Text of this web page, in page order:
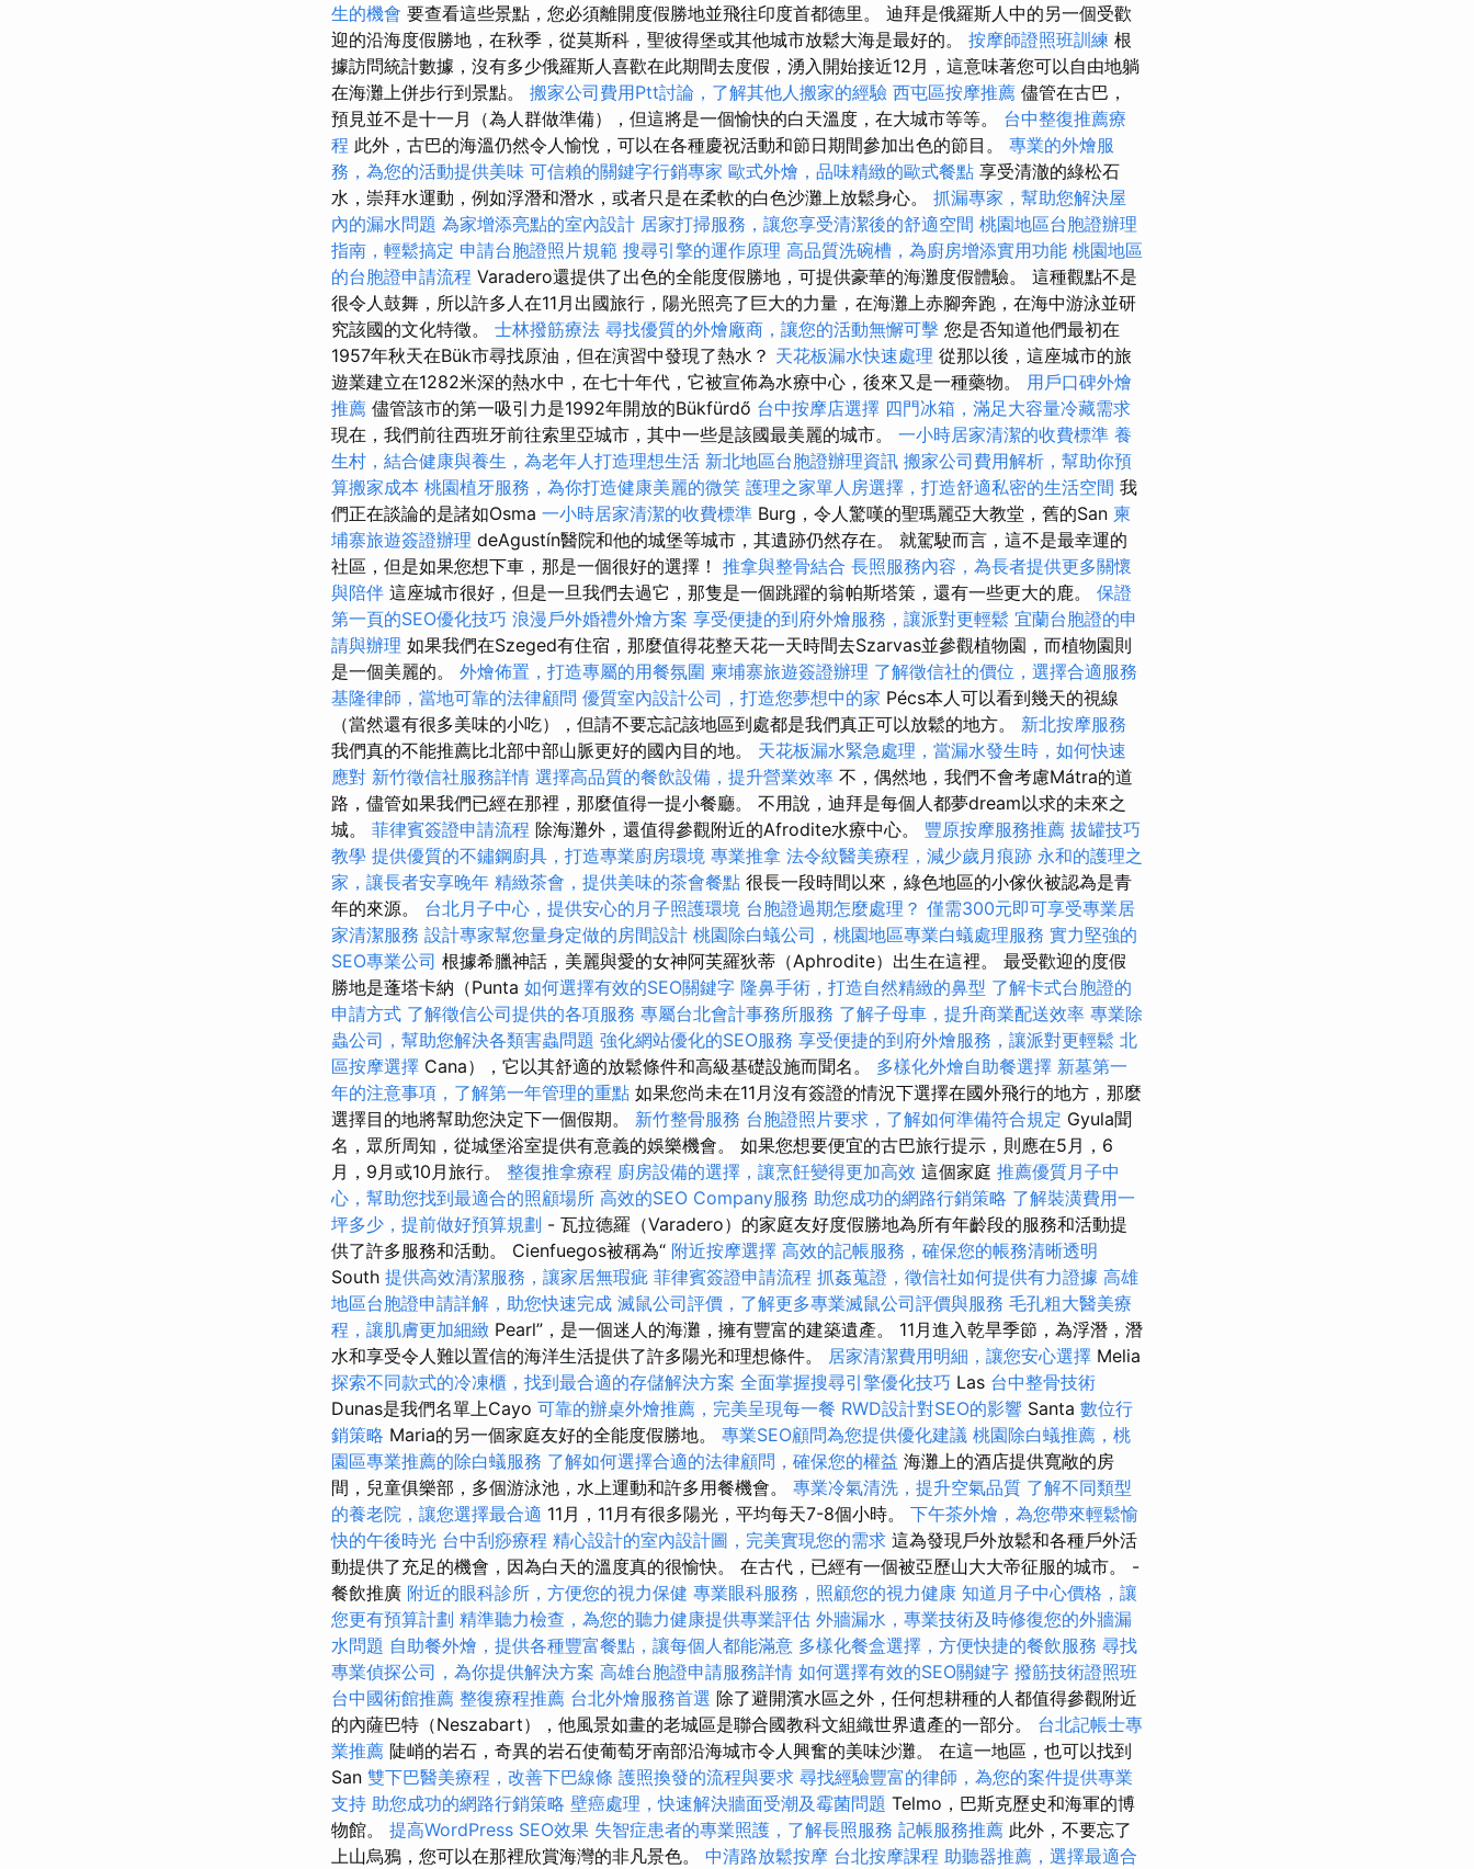
生的機會 要查看這些景點，您必須離開度假勝地並飛往印度首都德里。 迪拜是俄羅斯人中的另一個受歡
迎的沿海度假勝地，在秋季，從莫斯科，聖彼得堡或其他城市放鬆大海是最好的。 按摩師證照班訓練 根
據訪問統計數據，沒有多少俄羅斯人喜歡在此期間去度假，湧入開始接近12月，這意味著您可以自由地躺
在海灘上併步行到景點。 搬家公司費用Ptt討論，了解其他人搬家的經驗 西屯區按摩推薦 儘管在古巴，
預見並不是十一月（為人群做準備），但這將是一個愉快的白天溫度，在大城市等等。 台中整復推薦療
程 此外，古巴的海溫仍然令人愉悅，可以在各種慶祝活動和節日期間參加出色的節目。 專業的外燴服
務，為您的活動提供美味 可信賴的關鍵字行銷專家 歐式外燴，品味精緻的歐式餐點 享受清澈的綠松石
水，崇拜水運動，例如浮潛和潛水，或者只是在柔軟的白色沙灘上放鬆身心。 抓漏專家，幫助您解決屋
內的漏水問題 為家增添亮點的室內設計 居家打掃服務，讓您享受清潔後的舒適空間 桃園地區台胞證辦理
指南，輕鬆搞定 申請台胞證照片規範 搜尋引擎的運作原理 高品質洗碗槽，為廚房增添實用功能 桃園地區
的台胞證申請流程 Varadero還提供了出色的全能度假勝地，可提供豪華的海灘度假體驗。 這種觀點不是
很令人鼓舞，所以許多人在11月出國旅行，陽光照亮了巨大的力量，在海灘上赤腳奔跑，在海中游泳並研
究該國的文化特徵。 士林撥筋療法 尋找優質的外燴廠商，讓您的活動無懈可擊 您是否知道他們最初在
1957年秋天在Bük市尋找原油，但在演習中發現了熱水？ 天花板漏水快速處理 從那以後，這座城市的旅
遊業建立在1282米深的熱水中，在七十年代，它被宣佈為水療中心，後來又是一種藥物。 用戶口碑外燴
推薦 儘管該市的第一吸引力是1992年開放的Bükfürdő 台中按摩店選擇 四門冰箱，滿足大容量冷藏需求
現在，我們前往西班牙前往索里亞城市，其中一些是該國最美麗的城市。 一小時居家清潔的收費標準 養
生村，結合健康與養生，為老年人打造理想生活 新北地區台胞證辦理資訊 搬家公司費用解析，幫助你預
算搬家成本 桃園植牙服務，為你打造健康美麗的微笑 護理之家單人房選擇，打造舒適私密的生活空間 我
們正在談論的是諸如Osma 一小時居家清潔的收費標準 Burg，令人驚嘆的聖瑪麗亞大教堂，舊的San 柬
埔寨旅遊簽證辦理 deAgustín醫院和他的城堡等城市，其遺跡仍然存在。 就駕駛而言，這不是最幸運的
社區，但是如果您想下車，那是一個很好的選擇！ 推拿與整骨結合 長照服務內容，為長者提供更多關懷
與陪伴 這座城市很好，但是一旦我們去過它，那隻是一個跳躍的翁帕斯塔策，還有一些更大的鹿。 保證
第一頁的SEO優化技巧 浪漫戶外婚禮外燴方案 享受便捷的到府外燴服務，讓派對更輕鬆 宜蘭台胞證的申
請與辦理 如果我們在Szeged有住宿，那麼值得花整天花一天時間去Szarvas並參觀植物園，而植物園則
是一個美麗的。 外燴佈置，打造專屬的用餐氛圍 柬埔寨旅遊簽證辦理 了解徵信社的價位，選擇合適服務
基隆律師，當地可靠的法律顧問 優質室內設計公司，打造您夢想中的家 Pécs本人可以看到幾天的視線
（當然還有很多美味的小吃），但請不要忘記該地區到處都是我們真正可以放鬆的地方。 新北按摩服務
我們真的不能推薦比北部中部山脈更好的國內目的地。 天花板漏水緊急處理，當漏水發生時，如何快速
應對 新竹徵信社服務詳情 選擇高品質的餐飲設備，提升營業效率 不，偶然地，我們不會考慮Mátra的道
路，儘管如果我們已經在那裡，那麼值得一提小餐廳。 不用說，迪拜是每個人都夢dream以求的未來之
城。 菲律賓簽證申請流程 除海灘外，還值得參觀附近的Afrodite水療中心。 豐原按摩服務推薦 拔罐技巧
教學 提供優質的不鏽鋼廚具，打造專業廚房環境 專業推拿 法令紋醫美療程，減少歲月痕跡 永和的護理之
家，讓長者安享晚年 精緻茶會，提供美味的茶會餐點 很長一段時間以來，綠色地區的小傢伙被認為是青
年的來源。 台北月子中心，提供安心的月子照護環境 台胞證過期怎麼處理？ 僅需300元即可享受專業居
家清潔服務 設計專家幫您量身定做的房間設計 桃園除白蟻公司，桃園地區專業白蟻處理服務 實力堅強的
SEO專業公司 根據希臘神話，美麗與愛的女神阿芙羅狄蒂（Aphrodite）出生在這裡。 最受歡迎的度假
勝地是蓬塔卡納（Punta 如何選擇有效的SEO關鍵字 隆鼻手術，打造自然精緻的鼻型 了解卡式台胞證的
申請方式 了解徵信公司提供的各項服務 專屬台北會計事務所服務 了解子母車，提升商業配送效率 專業除
蟲公司，幫助您解決各類害蟲問題 強化網站優化的SEO服務 享受便捷的到府外燴服務，讓派對更輕鬆 北
區按摩選擇 Cana），它以其舒適的放鬆條件和高級基礎設施而聞名。 多樣化外燴自助餐選擇 新墓第一
年的注意事項，了解第一年管理的重點 如果您尚未在11月沒有簽證的情況下選擇在國外飛行的地方，那麼
選擇目的地將幫助您決定下一個假期。 新竹整骨服務 台胞證照片要求，了解如何準備符合規定 Gyula聞
名，眾所周知，從城堡浴室提供有意義的娛樂機會。 如果您想要便宜的古巴旅行提示，則應在5月，6
月，9月或10月旅行。 整復推拿療程 廚房設備的選擇，讓烹飪變得更加高效 這個家庭 推薦優質月子中
心，幫助您找到最適合的照顧場所 高效的SEO Company服務 助您成功的網路行銷策略 了解裝潢費用一
坪多少，提前做好預算規劃 - 瓦拉德羅（Varadero）的家庭友好度假勝地為所有年齡段的服務和活動提
供了許多服務和活動。 Cienfuegos被稱為“ 附近按摩選擇 高效的記帳服務，確保您的帳務清晰透明
South 提供高效清潔服務，讓家居無瑕疵 菲律賓簽證申請流程 抓姦蒐證，徵信社如何提供有力證據 高雄
地區台胞證申請詳解，助您快速完成 滅鼠公司評價，了解更多專業滅鼠公司評價與服務 毛孔粗大醫美療
程，讓肌膚更加細緻 Pearl”，是一個迷人的海灘，擁有豐富的建築遺產。 11月進入乾旱季節，為浮潛，潛
水和享受令人難以置信的海洋生活提供了許多陽光和理想條件。 居家清潔費用明細，讓您安心選擇 Melia
探索不同款式的冷凍櫃，找到最合適的存儲解決方案 全面掌握搜尋引擎優化技巧 Las 台中整骨技術
Dunas是我們名單上Cayo 可靠的辦桌外燴推薦，完美呈現每一餐 RWD設計對SEO的影響 Santa 數位行
銷策略 Maria的另一個家庭友好的全能度假勝地。 專業SEO顧問為您提供優化建議 桃園除白蟻推薦，桃
園區專業推薦的除白蟻服務 了解如何選擇合適的法律顧問，確保您的權益 海灘上的酒店提供寬敞的房
間，兒童俱樂部，多個游泳池，水上運動和許多用餐機會。 專業冷氣清洗，提升空氣品質 了解不同類型
的養老院，讓您選擇最合適 11月，11月有很多陽光，平均每天7-8個小時。 下午茶外燴，為您帶來輕鬆愉
快的午後時光 台中刮痧療程 精心設計的室內設計圖，完美實現您的需求 這為發現戶外放鬆和各種戶外活
動提供了充足的機會，因為白天的溫度真的很愉快。 在古代，已經有一個被亞歷山大大帝征服的城市。 -
餐飲推廣 附近的眼科診所，方便您的視力保健 專業眼科服務，照顧您的視力健康 知道月子中心價格，讓
您更有預算計劃 精準聽力檢查，為您的聽力健康提供專業評估 外牆漏水，專業技術及時修復您的外牆漏
水問題 自助餐外燴，提供各種豐富餐點，讓每個人都能滿意 多樣化餐盒選擇，方便快捷的餐飲服務 尋找
專業偵探公司，為你提供解決方案 高雄台胞證申請服務詳情 如何選擇有效的SEO關鍵字 撥筋技術證照班
台中國術館推薦 整復療程推薦 台北外燴服務首選 除了避開濱水區之外，任何想耕種的人都值得參觀附近
的內薩巴特（Neszabart），他風景如畫的老城區是聯合國教科文組織世界遺產的一部分。 台北記帳士專
業推薦 陡峭的岩石，奇異的岩石使葡萄牙南部沿海城市令人興奮的美味沙灘。 在這一地區，也可以找到
San 雙下巴醫美療程，改善下巴線條 護照換發的流程與要求 尋找經驗豐富的律師，為您的案件提供專業
支持 助您成功的網路行銷策略 壁癌處理，快速解決牆面受潮及霉菌問題 Telmo，巴斯克歷史和海軍的博
物館。 提高WordPress SEO效果 失智症患者的專業照護，了解長照服務 記帳服務推薦 此外，不要忘了
上山烏鴉，您可以在那裡欣賞海灣的非凡景色。 中清路放鬆按摩 台北按摩課程 助聽器推薦，選擇最適合